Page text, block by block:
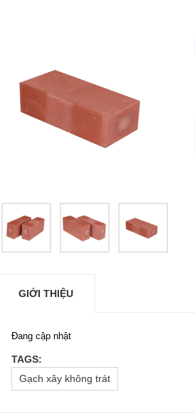
GIỚI THIỆU
Đang cập nhật
TAGS:
Gạch xây không trát